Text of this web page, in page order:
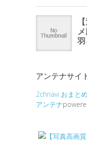
アンテナサイ
2chnavi おまとめ
アンテナ